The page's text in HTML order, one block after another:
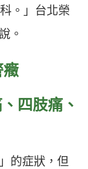
。」台北榮
。
癥
四肢痛、
的症狀，但